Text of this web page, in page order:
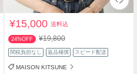
¥15,000送料込
24%OFF ¥19,800
関税負担なし 返品補償 スピード配送
MAISON KITSUNE